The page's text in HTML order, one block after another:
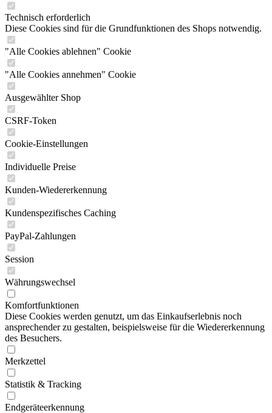
Technisch erforderlich
Diese Cookies sind für die Grundfunktionen des Shops notwendig.
"Alle Cookies ablehnen" Cookie
"Alle Cookies annehmen" Cookie
Ausgewählter Shop
CSRF-Token
Cookie-Einstellungen
Individuelle Preise
Kunden-Wiedererkennung
Kundenspezifisches Caching
PayPal-Zahlungen
Session
Währungswechsel
Komfortfunktionen
Diese Cookies werden genutzt, um das Einkaufserlebnis noch
ansprechender zu gestalten, beispielsweise für die Wiedererkennung
des Besuchers.
Merkzettel
Statistik & Tracking
Endgeräteerkennung